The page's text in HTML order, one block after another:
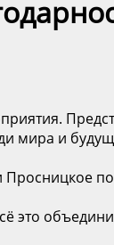
мира и
это